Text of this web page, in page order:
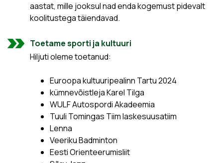
aastat, mille jooksul nad enda kogemust pidevalt
koolitustega täiendavad.
Toetame sporti ja kultuuri
Hiljuti oleme toetanud:
Euroopa kultuuripealinn Tartu 2024
kümnevõistleja Karel Tilga
WULF Autospordi Akadeemia
Tuuli Tomingas Tiim laskesuusatiim
Lenna
Veeriku Badminton
Eesti Orienteerumisliit